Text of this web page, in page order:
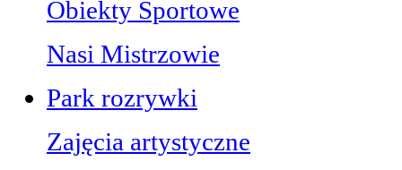
Obiekty Sportowe
Nasi Mistrzowie
Park rozrywki
Zajęcia artystyczne